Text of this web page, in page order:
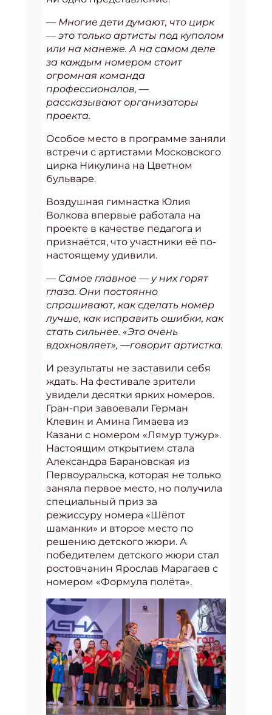
— Многие дети думают, что цирк
— это только артисты под куполом
или на манеже. А на самом деле
за каждым номером стоит
огромная команда
профессионалов, —
рассказывают организаторы
проекта.
Особое место в программе заняли
встречи с артистами Московского
цирка Никулина на Цветном
бульваре.
Воздушная гимнастка Юлия
Волкова впервые работала на
проекте в качестве педагога и
признаётся, что участники её по-
настоящему удивили.
— Самое главное — у них горят
глаза. Они постоянно
спрашивают, как сделать номер
лучше, как исправить ошибки, как
стать сильнее. «Это очень
вдохновляет», —говорит артистка.
И результаты не заставили себя
ждать. На фестивале зрители
увидели десятки ярких номеров.
Гран-при завоевали Герман
Клевин и Амина Гимаева из
Казани с номером «Лямур тужур».
Настоящим открытием стала
Александра Барановская из
Первоуральска, которая не только
заняла первое место, но получила
специальный приз за
режиссуру номера «Шёпот
шаманки» и второе место по
решению детского жюри. А
победителем детского жюри стал
ростовчанин Ярослав Марагаев с
номером «Формула полёта».